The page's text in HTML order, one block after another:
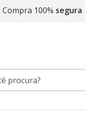
Compra 100% segura